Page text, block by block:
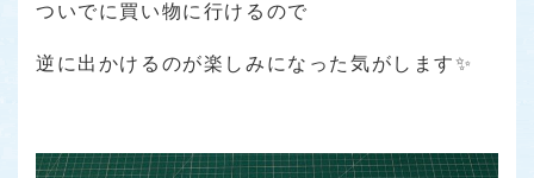
ついでに買い物に行けるので
逆に出かけるのが楽しみになった気がします✨